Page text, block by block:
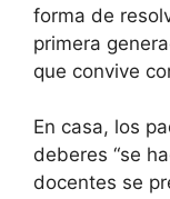
forma de
primera
que convive
En casa, los
deberes “se
docentes se